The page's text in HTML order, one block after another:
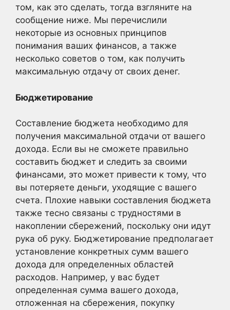
том, как это сделать, тогда взгляните на
сообщение ниже. Мы перечислили
некоторые из основных принципов
понимания ваших финансов, а также
несколько советов о том, как получить
максимальную отдачу от своих денег.
Бюджетирование
Составление бюджета необходимо для
получения максимальной отдачи от вашего
дохода. Если вы не сможете правильно
составить бюджет и следить за своими
финансами, это может привести к тому, что
вы потеряете деньги, уходящие с вашего
счета. Плохие навыки составления бюджета
также тесно связаны с трудностями в
накоплении сбережений, поскольку они идут
рука об руку. Бюджетирование предполагает
установление конкретных сумм вашего
дохода для определенных областей
расходов. Например, у вас будет
определенная сумма вашего дохода,
отложенная на сбережения, покупку